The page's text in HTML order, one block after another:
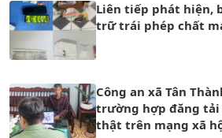
Liên tiếp phát hiện,
trữ trái phép chất
Công an xã Tân
trường hợp đăng
thật trên mạng xã